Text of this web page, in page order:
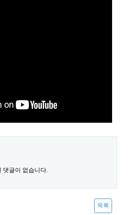
댓글이 없습니다.
목록